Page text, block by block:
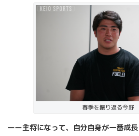
春季を振り返る今野
ーー主将になって、自分自身が一番成